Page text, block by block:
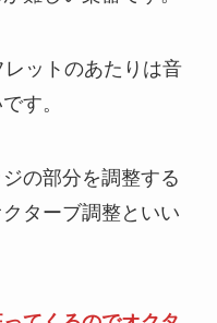
ットのあたりは音
す。
の部分を調整する
ターブ調整といい